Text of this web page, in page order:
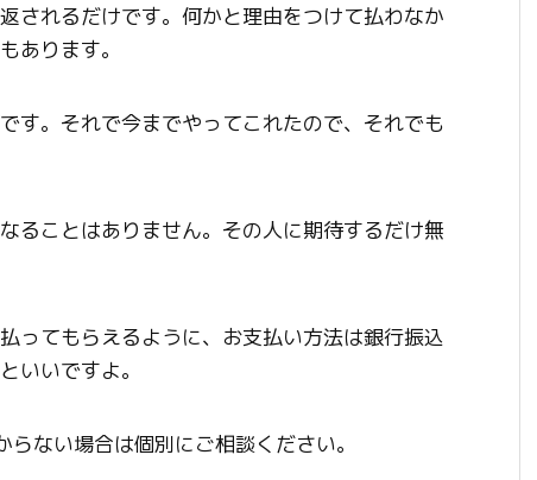
されるだけです。何かと理由をつけて払わなか
あります。
す。それで今までやってこれたので、それでも
ることはありません。その人に期待するだけ無
ってもらえるように、お支払い方法は銀行振込
いいですよ。
ない場合は個別にご相談ください。